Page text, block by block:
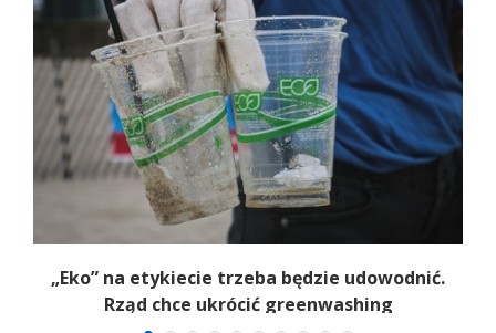
„Eko” na etykiecie trzeba będzie udowodnić.
Rząd chce ukrócić greenwashing